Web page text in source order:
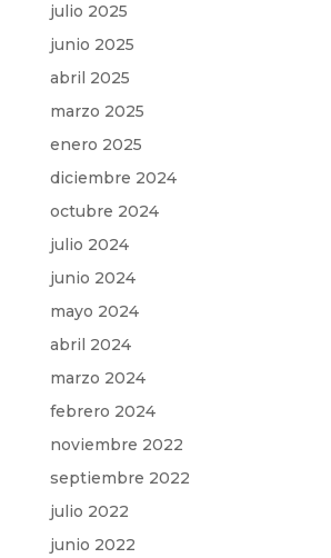
julio 2025
junio 2025
abril 2025
marzo 2025
enero 2025
diciembre 2024
octubre 2024
julio 2024
junio 2024
mayo 2024
abril 2024
marzo 2024
febrero 2024
noviembre 2022
septiembre 2022
julio 2022
junio 2022